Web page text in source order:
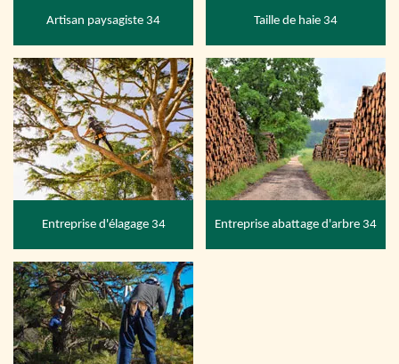
Artisan paysagiste 34 Taille de haie 34
Entreprise d'élagage 34 Entreprise abattage d'arbre 34